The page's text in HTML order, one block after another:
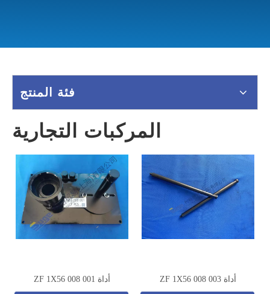
فئة المنتج
المركبات التجارية
أداة ZF 1X56 008 001 أداة ZF 1X56 008 003